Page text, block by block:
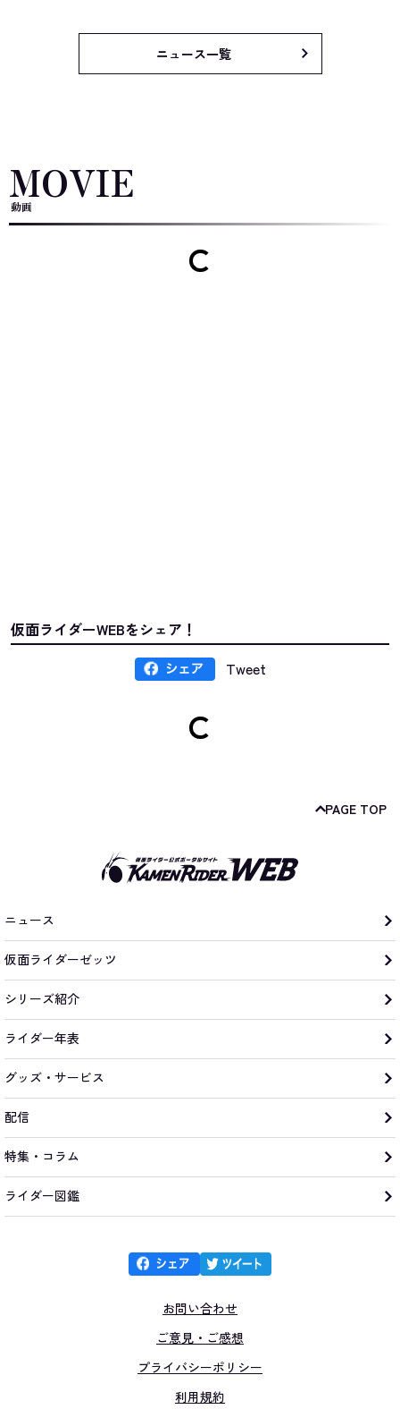
ニュース一覧
MOVIE
動画
仮面ライダーWEBをシェア！
Tweet
PAGE TOP
ニュース
仮面ライダーゼッツ
シリーズ紹介
ライダー年表
グッズ・サービス
配信
特集・コラム
ライダー図鑑
お問い合わせ
ご意見・ご感想
プライバシーポリシー
利用規約